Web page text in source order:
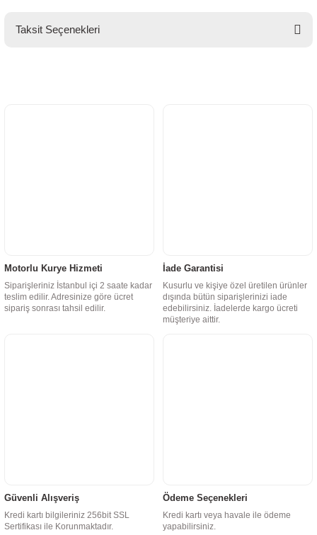
Taksit Seçenekleri
Motorlu Kurye Hizmeti
Siparişleriniz İstanbul içi 2 saate kadar
teslim edilir. Adresinize göre ücret
sipariş sonrası tahsil edilir.
İade Garantisi
Kusurlu ve kişiye özel üretilen ürünler
dışında bütün siparişlerinizi iade
edebilirsiniz. İadelerde kargo ücreti
müşteriye aittir.
Güvenli Alışveriş
Kredi kartı bilgileriniz 256bit SSL
Sertifikası ile Korunmaktadır.
Ödeme Seçenekleri
Kredi kartı veya havale ile ödeme
yapabilirsiniz.